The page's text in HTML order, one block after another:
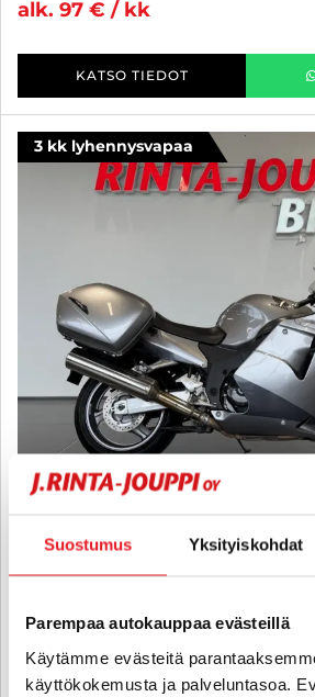
Suostumus Yksityiskohdat
Parempaa autokauppaa evästeillä
Käytämme evästeitä
käyttökokemusta ja palveluntasoa.
alk. 97 € / kk
KATSO TIEDOT
3 kk lyhennysvapaa
1100 XX Super Blackbird - A-kortti -
2008 , Manuaali, Bensiini, 72 000 km
alk. 97 € / kk